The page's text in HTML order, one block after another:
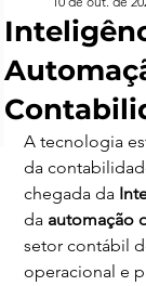
A tecnologia
da
chegada da
da automação
setor contábil
operacional e